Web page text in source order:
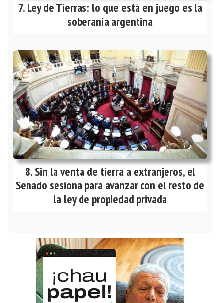
Ley de Tierras: lo que está en juego es la
soberanía argentina
Sin la venta de tierra a extranjeros, el
Senado sesiona para avanzar con el resto de
la ley de propiedad privada